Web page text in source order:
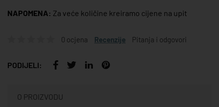
NAPOMENA: Za veće količine kreiramo cijene na upit
0 ocjena Recenzije Pitanja i odgovori
PODIJELI:
O PROIZVODU